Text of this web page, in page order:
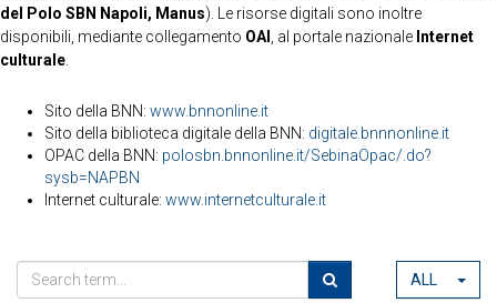
del Polo SBN Napoli, Manus). Le risorse digitali sono inoltre
disponibili, mediante collegamento OAI , al portale nazionale Internet
culturale
Sito della BNN: www.bnnonline.it
Sito della biblioteca digitale della BNN: digitale.bnnnonline.it
OPAC della BNN: polosbn.bnnonline.it/SebinaOpac/.do?
sysb=NAPBN
Internet culturale: www.internetculturale.it
ALL